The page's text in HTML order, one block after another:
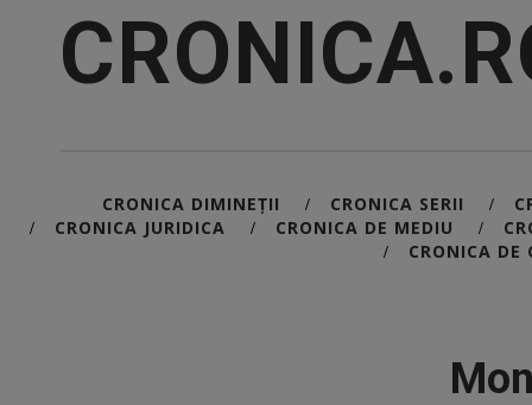
CRONICA DIMINEȚII / CRONICA SERII /
/ CRONICA JURIDICA / CRONICA DE MEDIU /
/ CRONICA DE